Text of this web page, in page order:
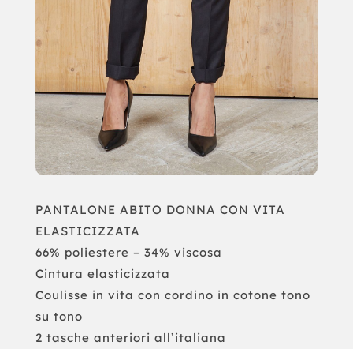
PANTALONE ABITO DONNA CON VITA
ELASTICIZZATA
66% poliestere – 34% viscosa
Cintura elasticizzata
Coulisse in vita con cordino in cotone tono
su tono
2 tasche anteriori all’italiana